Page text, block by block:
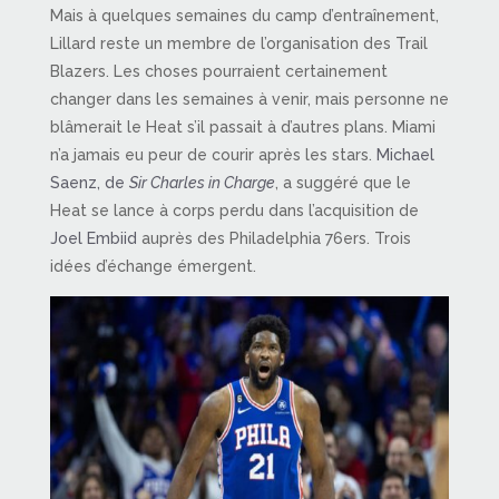
Mais à quelques semaines du camp d’entraînement,
Lillard reste un membre de l’organisation des Trail
Blazers. Les choses pourraient certainement
changer dans les semaines à venir, mais personne ne
blâmerait le Heat s’il passait à d’autres plans. Miami
n’a jamais eu peur de courir après les stars.
Michael
Saenz, de Sir Charles in Charge , a suggéré que le
Heat se lance à corps perdu dans l’acquisition de
Joel Embiid auprès des Philadelphia 76ers. Trois
idées d’échange émergent.